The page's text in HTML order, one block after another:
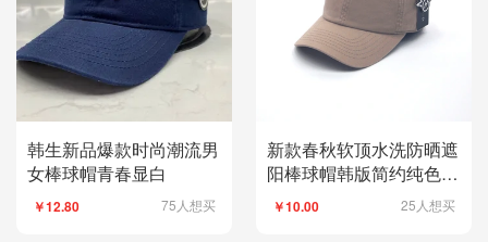
韩生新品爆款时尚潮流男
女棒球帽青春显白
￥12.80 75人想买
新款春秋软顶水洗防晒遮
阳棒球帽韩版简约纯色鸭
舌帽光版帽男女
￥10.00 25人想买